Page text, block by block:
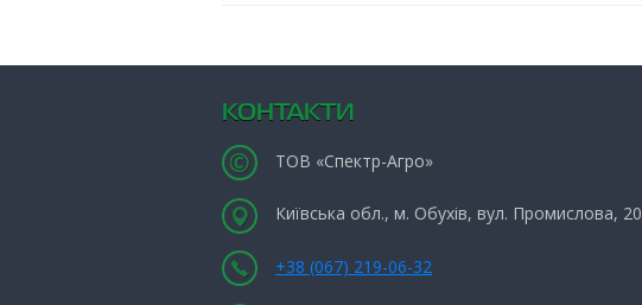
КОНТАКТИ
ТОВ «Спектр-Агро»
Київська обл., м. Обухів, вул. Промислова, 20
+38 (067) 219-06-32